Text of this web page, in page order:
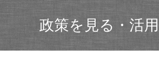
政策を見る・活